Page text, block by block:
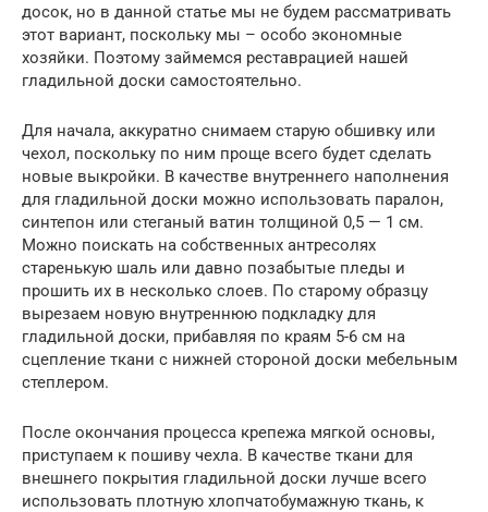
досок, но в данной статье мы не будем рассматривать
этот вариант, поскольку мы – особо экономные
хозяйки. Поэтому займемся реставрацией нашей
гладильной доски самостоятельно.
Для начала, аккуратно снимаем старую обшивку или
чехол, поскольку по ним проще всего будет сделать
новые выкройки. В качестве внутреннего наполнения
для гладильной доски можно использовать паралон,
синтепон или стеганый ватин толщиной 0,5 — 1 см.
Можно поискать на собственных антресолях
старенькую шаль или давно позабытые пледы и
прошить их в несколько слоев. По старому образцу
вырезаем новую внутреннюю подкладку для
гладильной доски, прибавляя по краям 5-6 см на
сцепление ткани с нижней стороной доски мебельным
степлером.
После окончания процесса крепежа мягкой основы,
приступаем к пошиву чехла. В качестве ткани для
внешнего покрытия гладильной доски лучше всего
использовать плотную хлопчатобумажную ткань, к